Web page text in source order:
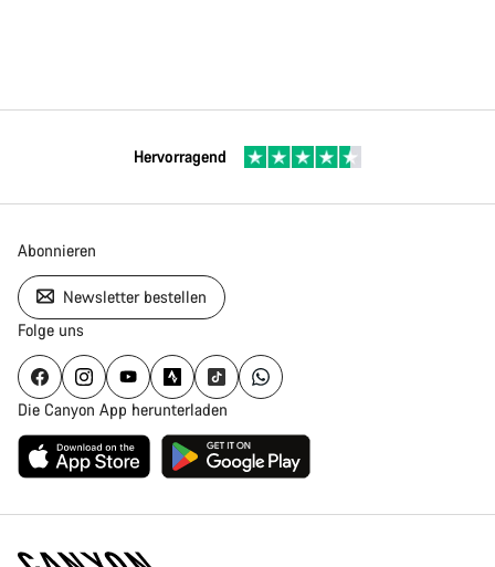
Hervorragend
Abonnieren
Newsletter bestellen
Folge uns
Die Canyon App herunterladen